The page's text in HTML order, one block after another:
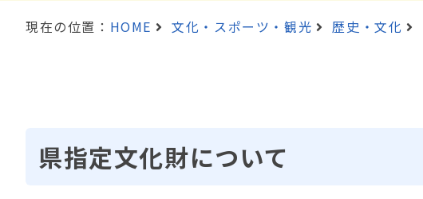
現在の位置： HOME 文化・スポーツ・観光 歴史・文化
県指定文化財について